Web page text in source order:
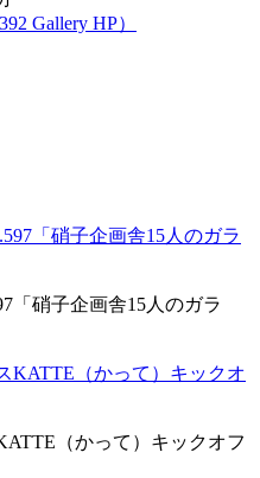
Gallery HP）
「硝子企画舎15人のガラ
（かって）キックオフ